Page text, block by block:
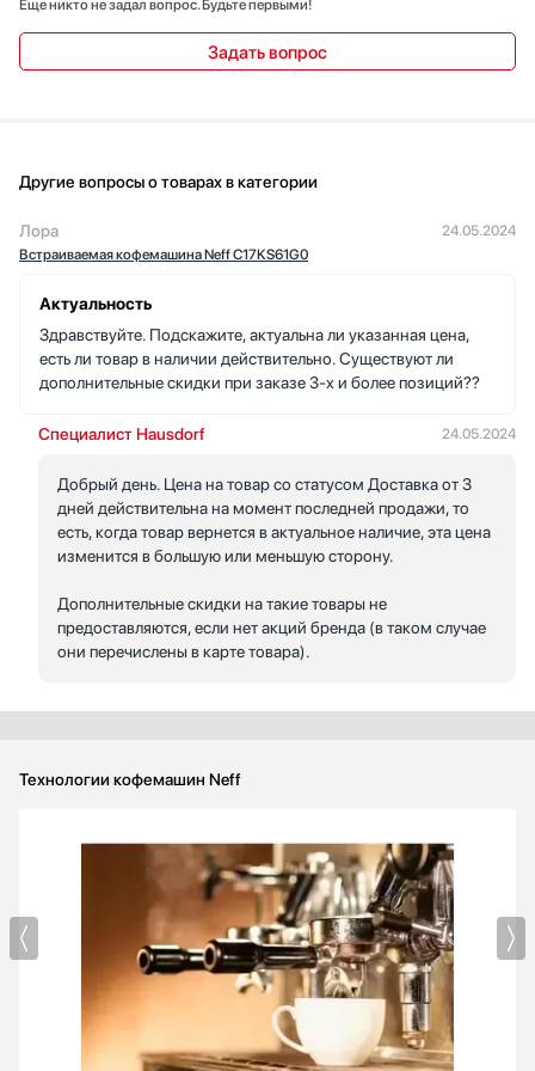
Еще никто не задал вопрос. Будьте первыми!
Задать вопрос
Другие вопросы о товарах в категории
Лора
Встраиваемая кофемашина Neff C17KS61G0
24.05.2024
Актуальность
Здравствуйте. Подскажите, актуальна ли указанная цена,
есть ли товар в наличии действительно. Существуют ли
дополнительные скидки при заказе 3-х и более позиций??
Специалист Hausdorf 24.05.2024
Добрый день. Цена на товар со статусом Доставка от 3
дней действительна на момент последней продажи, то
есть, когда товар вернется в актуальное наличие, эта цена
изменится в большую или меньшую сторону.
Дополнительные скидки на такие товары не
предоставляются, если нет акций бренда (в таком случае
они перечислены в карте товара).
Технологии кофемашин Neff